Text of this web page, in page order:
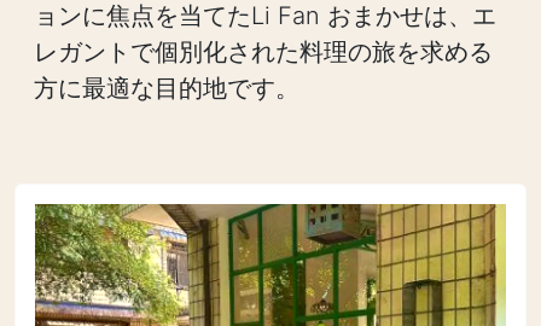
ョンに焦点を当てたLi Fan おまかせは、エ
レガントで個別化された料理の旅を求める
方に最適な目的地です。